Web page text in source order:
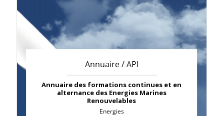
Annuaire / API
Annuaire des formations continues et en
alternance des Energies Marines
Renouvelables
Energies